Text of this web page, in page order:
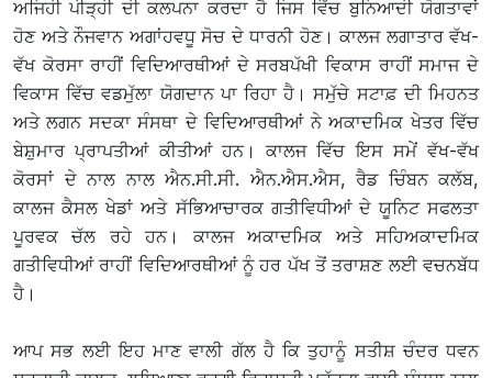
ਅਜਿਹੀ ਪੀੜ੍ਹੀ ਦੀ ਕਲਪਨਾ ਕਰਦਾ ਹੈ ਜਿਸ ਵਿੱਚ ਬੁਨਿਆਦੀ ਯੋਗਤਾਵਾਂ
ਹੋਣ ਅਤੇ ਨੌਜਵਾਨ ਅਗਾਂਹਵਧੂ ਸੋਚ ਦੇ ਧਾਰਨੀ ਹੋਣ। ਕਾਲਜ ਲਗਾਤਾਰ ਵੱਖ-
ਵੱਖ ਕੋਰਸਾ ਰਾਹੀਂ ਵਿਦਿਆਰਥੀਆਂ ਦੇ ਸਰਬਪੱਖੀ ਵਿਕਾਸ ਰਾਹੀਂ ਸਮਾਜ ਦੇ
ਵਿਕਾਸ ਵਿੱਚ ਵਡਮੁੱਲਾ ਯੋਗਦਾਨ ਪਾ ਰਿਹਾ ਹੈ। ਸਮੁੱਚੇ ਸਟਾਫ਼ ਦੀ ਮਿਹਨਤ
ਅਤੇ ਲਗਨ ਸਦਕਾ ਸੰਸਥਾ ਦੇ ਵਿਦਿਆਰਥੀਆਂ ਨੇ ਅਕਾਦਮਿਕ ਖੇਤਰ ਵਿੱਚ
ਬੇਸ਼ੁਮਾਰ ਪ੍ਰਾਪਤੀਆਂ ਕੀਤੀਆਂ ਹਨ। ਕਾਲਜ ਵਿੱਚ ਇਸ ਸਮੇਂ ਵੱਖ-ਵੱਖ
ਕੋਰਸਾਂ ਦੇ ਨਾਲ ਨਾਲ ਐਨ.ਸੀ.ਸੀ. ਐਨ.ਐਸ.ਐਸ, ਰੈਡ ਚਿੰਬਨ ਕਲੱਬ,
ਕਾਲਜ ਕੈਸਲ ਖੇਡਾਂ ਅਤੇ ਸੱਭਿਆਚਾਰਕ ਗਤੀਵਿਧੀਆਂ ਦੇ ਯੂਨਿਟ ਸਫਲਤਾ
ਪੂਰਵਕ ਚੱਲ ਰਹੇ ਹਨ। ਕਾਲਜ ਅਕਾਦਮਿਕ ਅਤੇ ਸਹਿਅਕਾਦਮਿਕ
ਗਤੀਵਿਧੀਆਂ ਰਾਹੀਂ ਵਿਦਿਆਰਥੀਆਂ ਨੂੰ ਹਰ ਪੱਖ ਤੋਂ ਤਰਾਸ਼ਣ ਲਈ ਵਚਨਬੱਧ
ਹੈ।
ਆਪ ਸਭ ਲਈ ਇਹ ਮਾਣ ਵਾਲੀ ਗੱਲ ਹੈ ਕਿ ਤੁਹਾਨੂੰ ਸਤੀਸ਼ ਚੰਦਰ ਧਵਨ